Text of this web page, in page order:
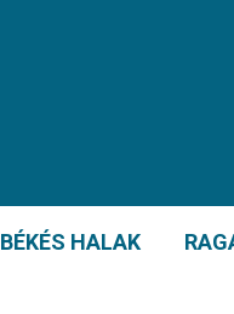
BÉKÉS HALAK